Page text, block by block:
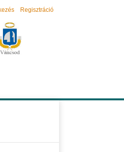
Regisztráció